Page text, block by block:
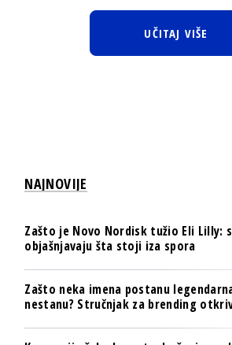
UČITAJ VIŠE
NAJNOVIJE
Zašto je Novo Nordisk tužio Eli Lilly:
objašnjavaju šta stoji iza spora
Zašto neka imena postanu
nestanu? Stručnjak za brending